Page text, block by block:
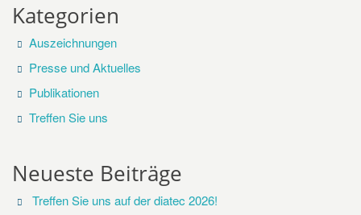
Kategorien
Auszeichnungen
Presse und Aktuelles
Publikationen
Treffen Sie uns
Neueste Beiträge
Treffen Sie uns auf der diatec 2026!